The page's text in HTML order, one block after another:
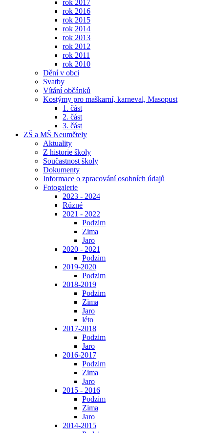
rok 2017
rok 2016
rok 2015
rok 2014
rok 2013
rok 2012
rok 2011
rok 2010
Dění v obci
Svatby
Vítání občánků
Kostýmy pro maškarní, karneval, Masopust
1. část
2. část
3. část
ZŠ a MŠ Neumětely
Aktuality
Z historie školy
Součastnost školy
Dokumenty
Informace o zpracování osobních údajů
Fotogalerie
2023 - 2024
Různé
2021 - 2022
Podzim
Zima
Jaro
2020 - 2021
Podzim
2019-2020
Podzim
2018-2019
Podzim
Zima
Jaro
léto
2017-2018
Podzim
Jaro
2016-2017
Podzim
Zima
Jaro
2015 - 2016
Podzim
Zima
Jaro
2014-2015